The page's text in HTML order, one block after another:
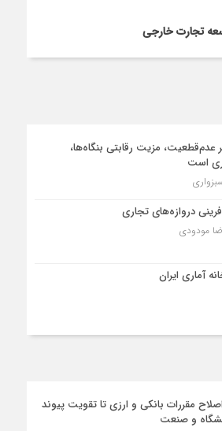
تجارت خارجی
عدم‌قطعیت، مزیت رقابتی بنگاه‌ها،
است
دروازه‌های تجاری
مودودی
آماری ایران
مقررات بانکی و ارزی تا تقویت پیوند
و صنعت